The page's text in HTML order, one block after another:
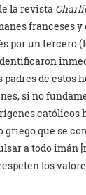
la revista
franceses y
por un tercero
de estos
si no
católicos
griego que se
a todo imán
los